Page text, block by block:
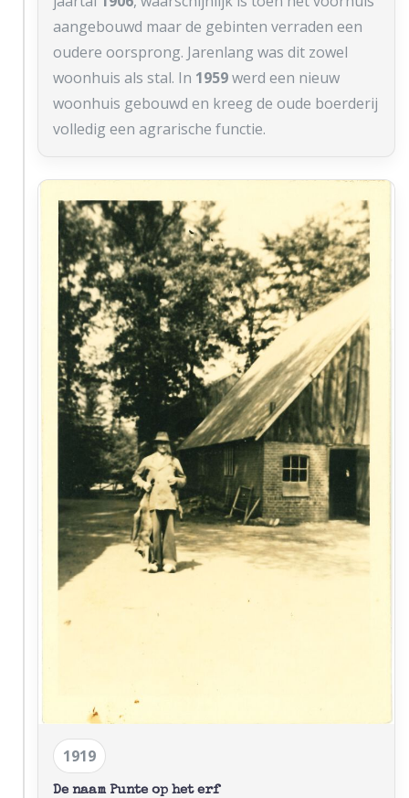
aangebouwd maar de gebinten verraden een
oudere oorsprong. Jarenlang was dit zowel
woonhuis als stal. In 1959werd een nieuw
woonhuis gebouwd en kreeg de oude boerderij
volledig een agrarische functie.
1919
De naam Punte op het erf